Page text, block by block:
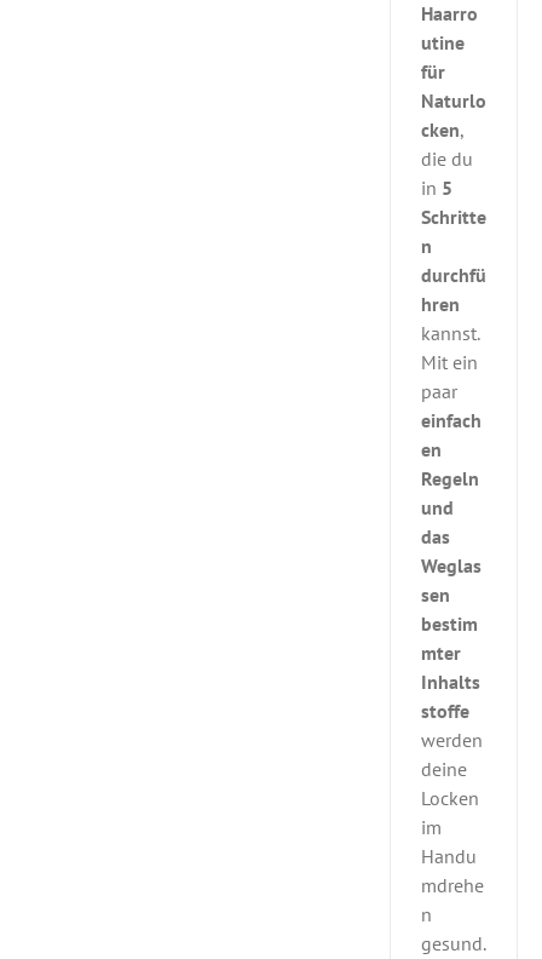
Haarro
utine
für
Naturlo
cken,
die du
in 5
Schritte
n
durchfü
hren
kannst.
Mit ein
paar
einfach
en
Regeln
und
das
Weglas
sen
bestim
mter
Inhalts
stoffe
werden
deine
Locken
im
Handu
mdrehe
n
gesund.